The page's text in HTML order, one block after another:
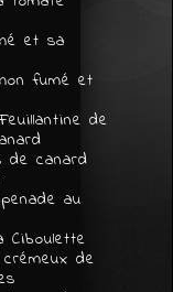
et sa
fumé et
de
de canard
au
Ciboulette
de